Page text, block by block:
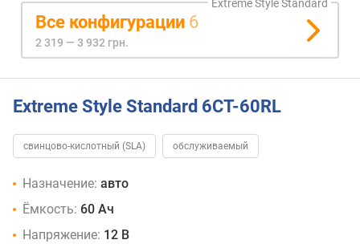
Extreme Style Standard
Все конфигурации 6
2 319 — 3 932 грн.
Extreme Style Standard 6CT-60RL
свинцово-кислотный (SLA) обслуживаемый
Назначение: авто
Ёмкость: 60 Ач
Напряжение: 12 В